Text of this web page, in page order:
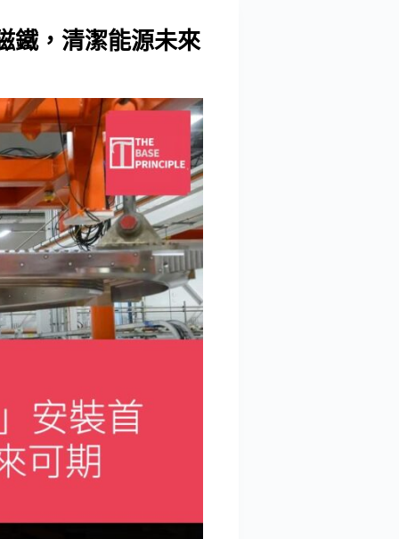
鐵，清潔能源未來